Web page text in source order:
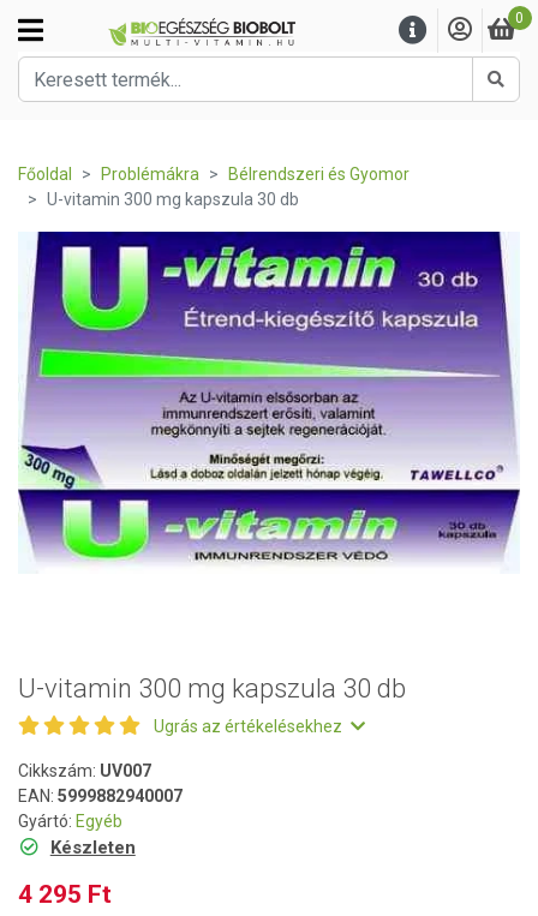
0
Főoldal Problémákra
Bélrendszeri és Gyomor
U-vitamin 300 mg kapszula 30 db
U-vitamin 300 mg kapszula 30 db
Ugrás az értékelésekhez
Cikkszám: UV007
EAN: 5999882940007
Gyártó: Egyéb
Készleten
4 295 Ft